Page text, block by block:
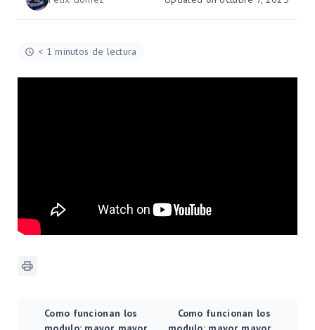
< 1 minutos de lectura
Como funcionan los
Como funcionan los